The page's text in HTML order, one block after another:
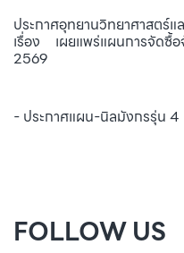
ประกาศอุทยานวิทยาศาสตร์
เรื่อง เผยแพร่แผนการจัด
2569
- ประกาศแผน-นิลมังกรรุ่น 4
FOLLOW US